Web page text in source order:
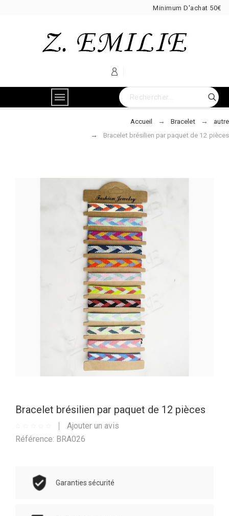
Minimum D'achat 50€
Accueil Bracelet
autre
Bracelet brésilien par paquet de 12 pièces
Bracelet brésilien par paquet de 12 pièces
Ajouter un avis
Référence: BRA026
Garanties sécurité